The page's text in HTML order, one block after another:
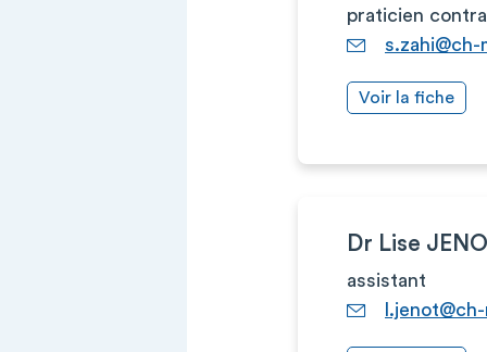
praticien
Voir la fiche
Dr Lise
assistant